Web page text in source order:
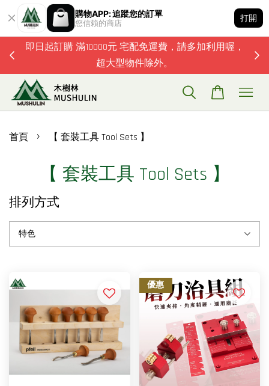
購物APP: 追蹤您的訂單
您信賴的商店
打開
即日起訂購 滿10000元 宅配免運費，請多加利用喔，
超大型物件除外。
首頁 › 【 套裝工具 Tool Sets 】
【 套裝工具 Tool Sets 】
排列方式
優惠